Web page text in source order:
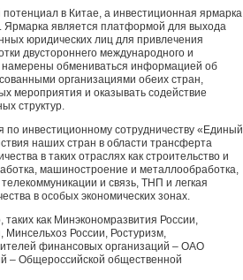
в Китае, а инвестиционная ярмарка
Ярмарка является платформой для выхода
юридических лиц для привлечения
двустороннего международного и
намерены обмениваться информацией об
организациями обеих стран,
мероприятия и оказывать содействие
структур.
по инвестиционному сотрудничеству «Единый
наших стран в области трансферта
в таких отраслях как строительство и
машиностроение и металлообработка,
и связь, ТНП и легкая
в особых экономических зонах.
как Минэкономразвития России,
Минсельхоз России, Ростуризм,
финансовых организаций – ОАО
– Общероссийской общественной